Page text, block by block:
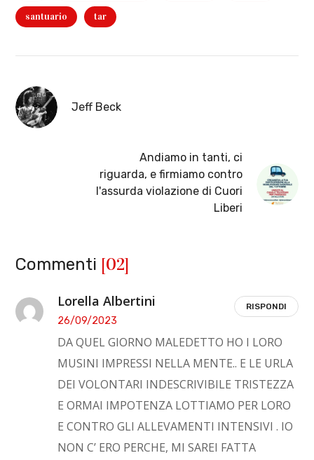
santuario tar
Jeff Beck
Andiamo in tanti, ci
riguarda, e firmiamo contro
l'assurda violazione di Cuori
Liberi
Commenti [02]
Lorella Albertini
26/09/2023
DA QUEL GIORNO MALEDETTO HO I LORO
MUSINI IMPRESSI NELLA MENTE.. E LE URLA
DEI VOLONTARI INDESCRIVIBILE TRISTEZZA
E ORMAI IMPOTENZA LOTTIAMO PER LORO
E CONTRO GLI ALLEVAMENTI INTENSIVI . IO
NON C’ ERO PERCHE, MI SAREI FATTA
RISPONDI